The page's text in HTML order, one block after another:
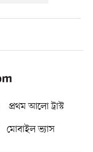
প্রথম আলো ট্রাস্ট
মোবাইল ভ্যাস